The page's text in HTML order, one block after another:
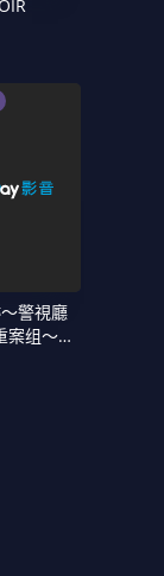
警視廳
案组〜